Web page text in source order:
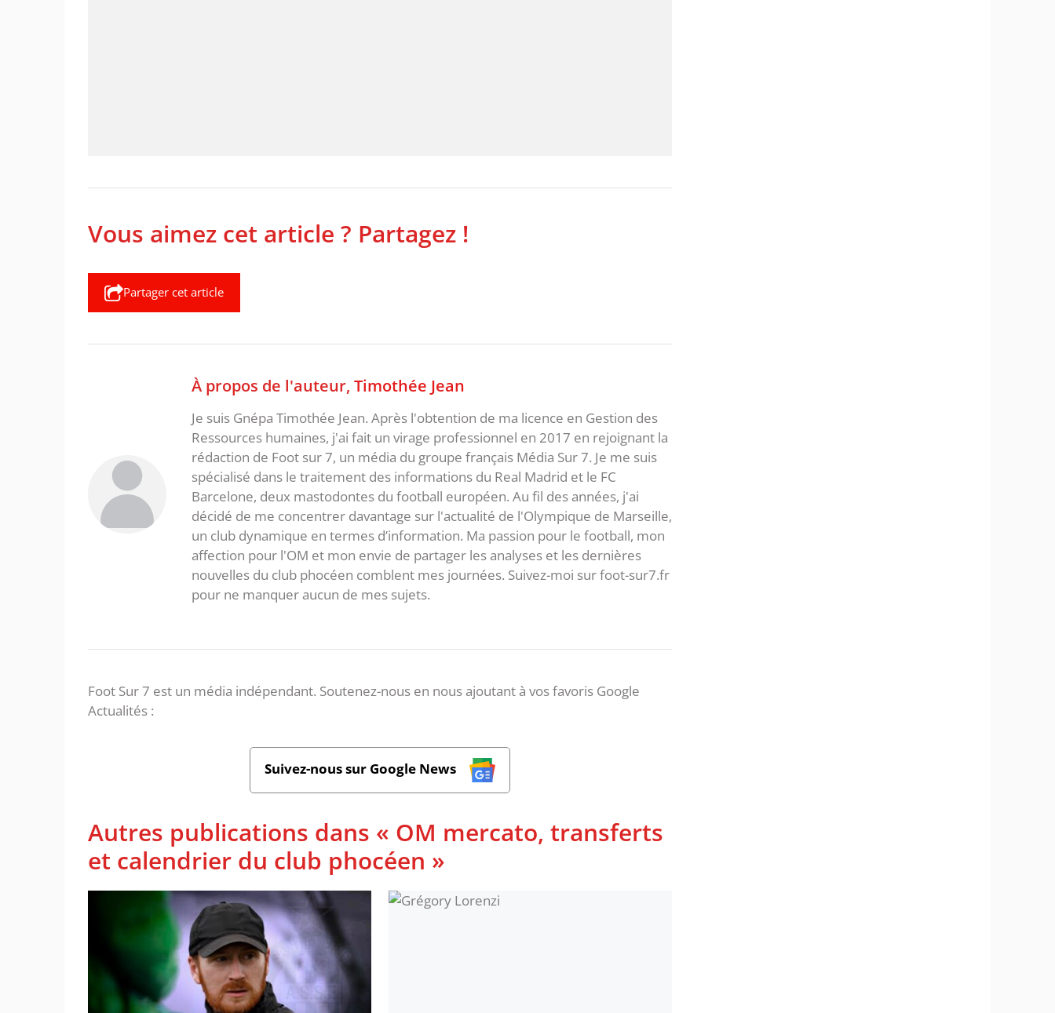
Vous aimez cet article ? Partagez !
Partager cet article
À propos de l'auteur, Timothée Jean
Je suis Gnépa Timothée Jean. Après l'obtention de ma licence en Gestion des
Ressources humaines, j'ai fait un virage professionnel en 2017 en rejoignant la
rédaction de Foot sur 7, un média du groupe français Média Sur 7. Je me suis
spécialisé dans le traitement des informations du Real Madrid et le FC
Barcelone, deux mastodontes du football européen. Au fil des années, j'ai
décidé de me concentrer davantage sur l'actualité de l'Olympique de Marseille,
un club dynamique en termes d’information. Ma passion pour le football, mon
affection pour l'OM et mon envie de partager les analyses et les dernières
nouvelles du club phocéen comblent mes journées. Suivez-moi sur foot-sur7.fr
pour ne manquer aucun de mes sujets.
Foot Sur 7 est un média indépendant. Soutenez-nous en nous ajoutant à vos favoris Google
Actualités :
Suivez-nous sur Google News
Autres publications dans « OM mercato, transferts
et calendrier du club phocéen »